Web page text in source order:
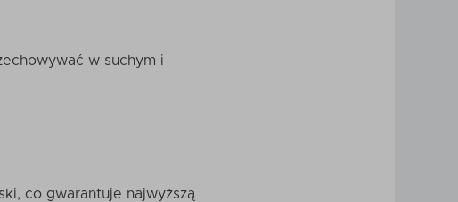
w suchym i
co gwarantuje najwyższą